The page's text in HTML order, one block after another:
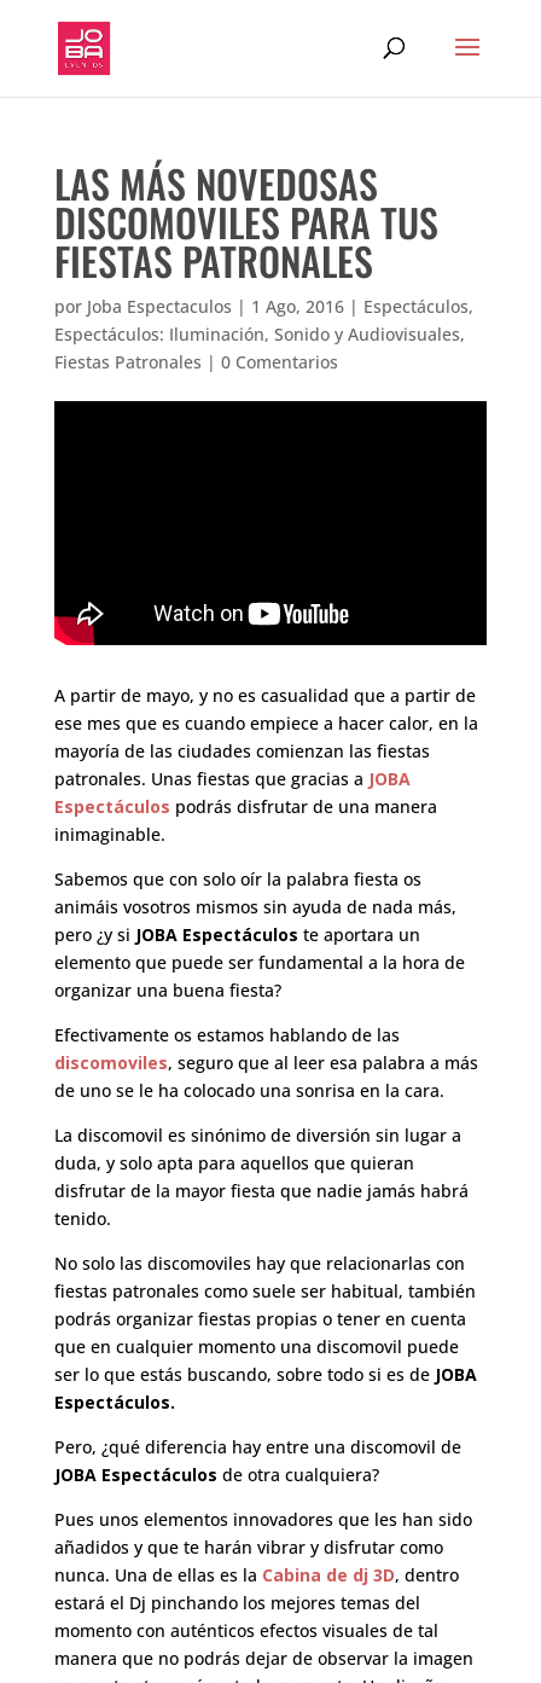
LAS MÁS NOVEDOSAS
DISCOMOVILES PARA TUS
FIESTAS PATRONALES
por Joba Espectaculos | 1 Ago, 2016| Espectáculos,
Espectáculos: Iluminación, Sonido y Audiovisuales,
Fiestas Patronales | 0 Comentarios
A partir de mayo, y no es casualidad que a partir de
ese mes que es cuando empiece a hacer calor, en la
mayoría de las ciudades comienzan las fiestas
patronales. Unas fiestas que gracias a JOBA
Espectáculos podrás disfrutar de una manera
inimaginable.
Sabemos que con solo oír la palabra fiesta os
animáis vosotros mismos sin ayuda de nada más,
pero ¿y si JOBA Espectáculos te aportara un
elemento que puede ser fundamental a la hora de
organizar una buena fiesta?
Efectivamente os estamos hablando de las
discomoviles, seguro que al leer esa palabra a más
de uno se le ha colocado una sonrisa en la cara.
La discomovil es sinónimo de diversión sin lugar a
duda, y solo apta para aquellos que quieran
disfrutar de la mayor fiesta que nadie jamás habrá
tenido.
No solo las discomoviles hay que relacionarlas con
fiestas patronales como suele ser habitual, también
podrás organizar fiestas propias o tener en cuenta
que en cualquier momento una discomovil puede
ser lo que estás buscando, sobre todo si es de JOBA
Espectáculos.
Pero, ¿qué diferencia hay entre una discomovil de
JOBA Espectáculos de otra cualquiera?
Pues unos elementos innovadores que les han sido
añadidos y que te harán vibrar y disfrutar como
nunca. Una de ellas es la Cabina de dj 3D, dentro
estará el Dj pinchando los mejores temas del
momento con auténticos efectos visuales de tal
manera que no podrás dejar de observar la imagen